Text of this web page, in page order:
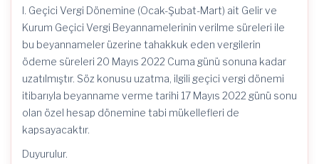
I. Geçici Vergi Dönemine (Ocak-Şubat-Mart) ait Gelir ve
Kurum Geçici Vergi Beyannamelerinin verilme süreleri ile
bu beyannameler üzerine tahakkuk eden vergilerin
ödeme süreleri 20 Mayıs 2022 Cuma günü sonuna kadar
uzatılmıştır. Söz konusu uzatma, ilgili geçici vergi dönemi
itibarıyla beyanname verme tarihi 17 Mayıs 2022 günü sonu
olan özel hesap dönemine tabi mükellefleri de
kapsayacaktır.
Duyurulur.